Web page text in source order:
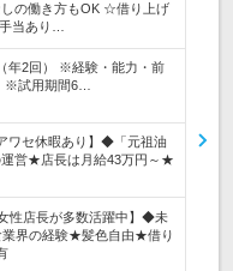
の働き方もOK ☆借り上げ
当あり…
年2回） ※経験・能力・前
※試用期間6…
ワセ休暇あり】◆「元祖油
運営★店長は月給43万円～★
性店長が多数活躍中】◆未
界の経験★髪色自由★借り